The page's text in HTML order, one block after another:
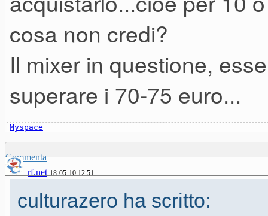
cosa non credi?
Il mixer in questione,
superare i 70-75 euro...
Myspace
Commenta
rf.net 18-05-10 12.51
culturazero ha scritto: